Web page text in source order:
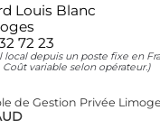
Louis Blanc
72 23
local depuis un poste fixe en
variable selon opérateur.)
de Gestion Privée